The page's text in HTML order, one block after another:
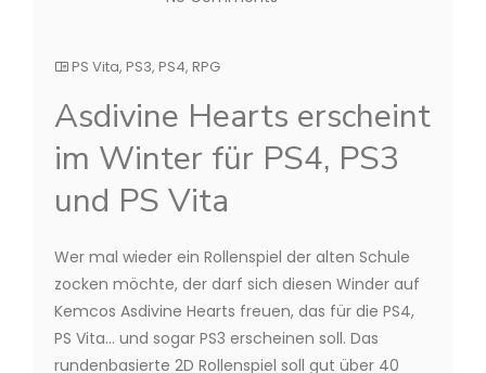
PS Vita, PS3, PS4, RPG
Asdivine Hearts erscheint
im Winter für PS4, PS3
und PS Vita
Wer mal wieder ein Rollenspiel der alten Schule
zocken möchte, der darf sich diesen Winder auf
Kemcos Asdivine Hearts freuen, das für die PS4,
PS Vita… und sogar PS3 erscheinen soll. Das
rundenbasierte 2D Rollenspiel soll gut über 40